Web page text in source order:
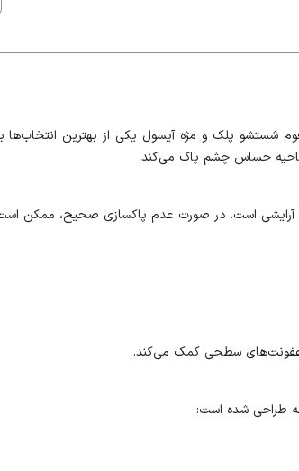
پلک و مژه آیسول یکی از بهترین انتخاب‌ها
ناحیه حساس چشم پاک می‌کند.
آرایشی است. در صورت عدم پاکسازی صحیح، ممکن
عفونت‌های سطحی کمک می‌کند.
طراحی شده است: